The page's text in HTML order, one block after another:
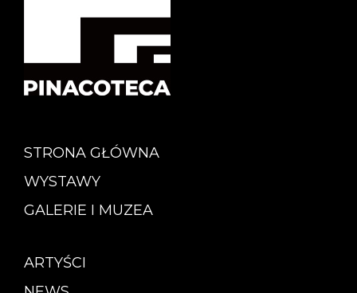
STRONA GŁÓWNA
WYSTAWY
GALERIE I MUZEA
ARTYŚCI